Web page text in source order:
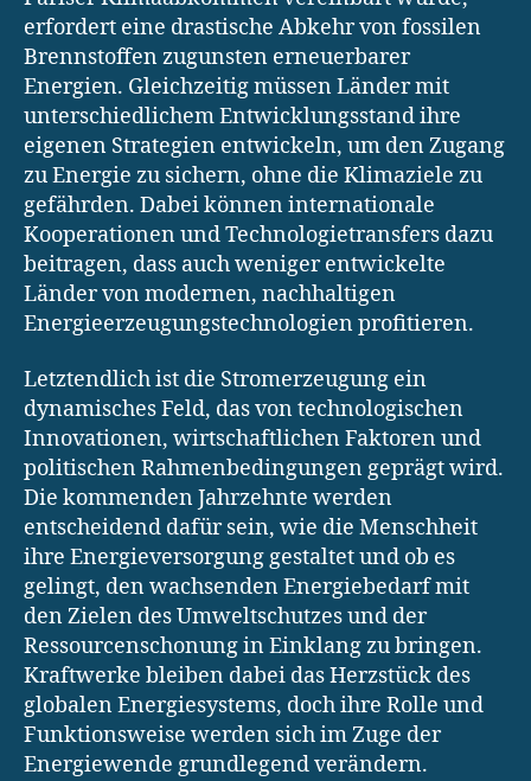
erfordert eine drastische Abkehr von fossilen
Brennstoffen zugunsten erneuerbarer
Energien. Gleichzeitig müssen Länder mit
unterschiedlichem Entwicklungsstand ihre
eigenen Strategien entwickeln, um den Zugang
zu Energie zu sichern, ohne die Klimaziele zu
gefährden. Dabei können internationale
Kooperationen und Technologietransfers dazu
beitragen, dass auch weniger entwickelte
Länder von modernen, nachhaltigen
Energieerzeugungstechnologien profitieren.
Letztendlich ist die Stromerzeugung ein
dynamisches Feld, das von technologischen
Innovationen, wirtschaftlichen Faktoren und
politischen Rahmenbedingungen geprägt wird.
Die kommenden Jahrzehnte werden
entscheidend dafür sein, wie die Menschheit
ihre Energieversorgung gestaltet und ob es
gelingt, den wachsenden Energiebedarf mit
den Zielen des Umweltschutzes und der
Ressourcenschonung in Einklang zu bringen.
Kraftwerke bleiben dabei das Herzstück des
globalen Energiesystems, doch ihre Rolle und
Funktionsweise werden sich im Zuge der
Energiewende grundlegend verändern.